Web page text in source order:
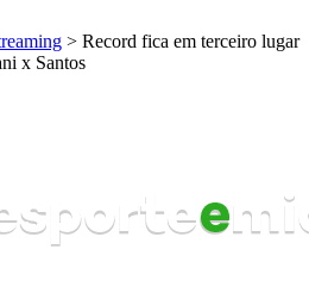
> Record fica em terceiro lugar
x Santos